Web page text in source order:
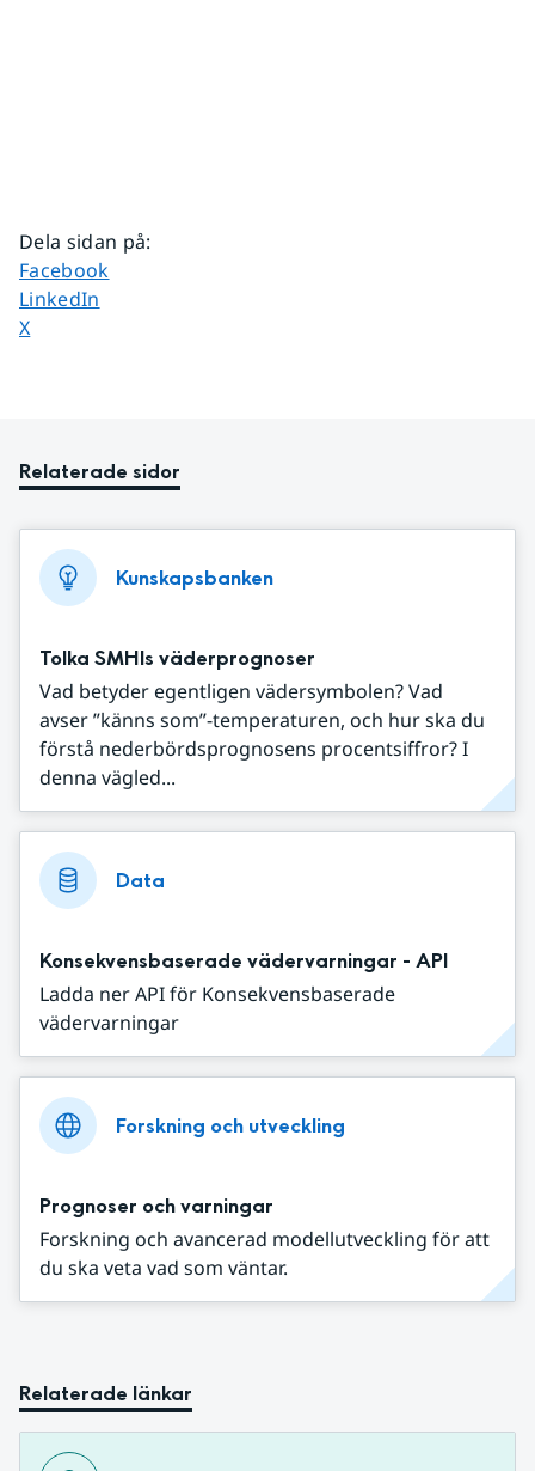
Dela sidan på:
Dela sidan på
Facebook
Dela sidan på
LinkedIn
Dela sidan på
X
Relaterade sidor
Kunskapsbanken
Tolka SMHIs väderprognoser
Vad betyder egentligen vädersymbolen? Vad
avser ”känns som”-temperaturen, och hur ska du
förstå nederbördsprognosens procentsiffror? I
denna vägled...
Data
Konsekvensbaserade vädervarningar - API
Ladda ner API för Konsekvensbaserade
vädervarningar
Forskning och utveckling
Prognoser och varningar
Forskning och avancerad modellutveckling för att
du ska veta vad som väntar.
Relaterade länkar